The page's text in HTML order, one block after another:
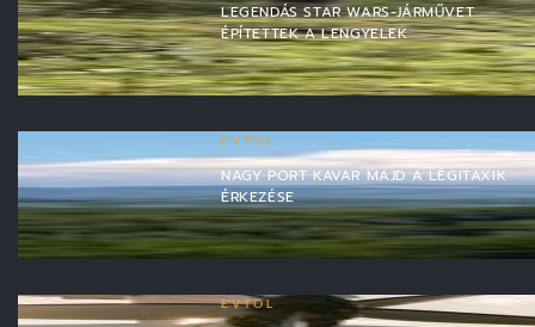
LEGENDÁS STAR WARS-JÁRMŰVET
ÉPÍTETTEK A LENGYELEK
EVTOL
NAGY PORT KAVAR MAJD A LÉGITAXIK
ÉRKEZÉSE
EVTOL